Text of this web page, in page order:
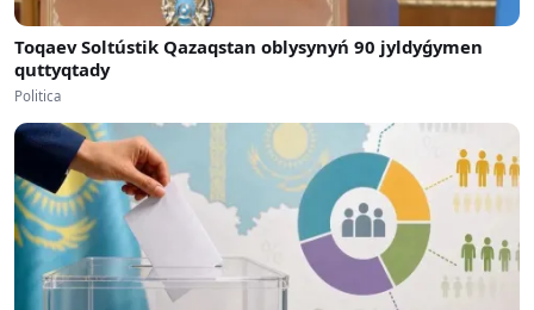
Toqaev Soltústik Qazaqstan oblysynyń 90 jyldyǵymen
quttyqtady
Politica